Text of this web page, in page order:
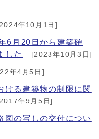
年10月1日]
6月20日から建築確
した
[2023年10月3日]
年4月5日]
ける建築物の制限に関
年9月5日]
図の写しの交付につい